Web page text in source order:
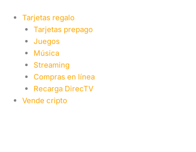
contenido
Tarjetas regalo
Tarjetas prepago
Juegos
Música
Streaming
Compras en línea
Recarga DirecTV
Vende cripto